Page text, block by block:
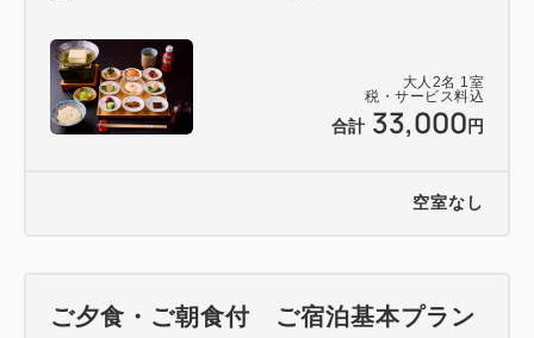
大人 2名 1 室
税・サービス料込
合計 33,000 円
空室なし
ご夕食・ご朝食付 ご宿泊基本プラン